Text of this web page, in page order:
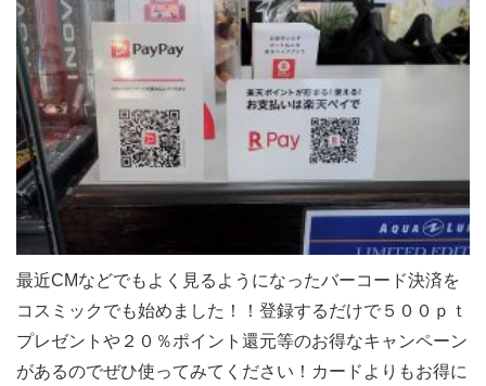
最近CMなどでもよく見るようになったバーコード決済を
コスミックでも始めました！！登録するだけで５００ｐｔ
プレゼントや２０％ポイント還元等のお得なキャンペーン
があるのでぜひ使ってみてください！カードよりもお得に